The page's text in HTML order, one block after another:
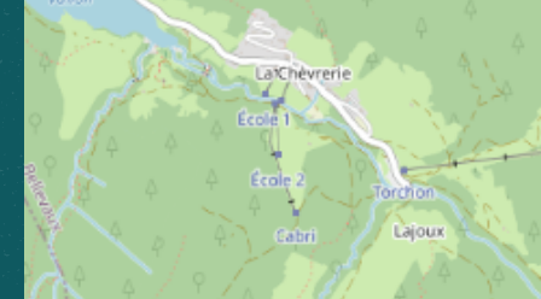
CLUSES ARVE & MONTAGNES
TOURISME
21 Grande Rue, 74300 Cluses